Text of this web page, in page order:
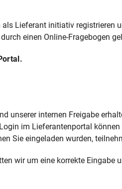
Lieferant initiativ registrieren
einen Online-Fragebogen
unserer internen Freigabe
im Lieferantenportal
Sie eingeladen wurden,
wir um eine korrekte Eingabe